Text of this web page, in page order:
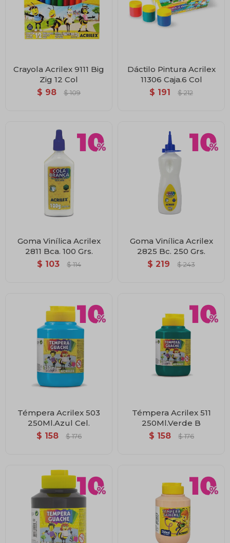
Crayola Acrilex 9111 Big
Zig 12 Col
$ 98 $ 109
Dáctilo Pintura Acrilex
11306 Caja.6 Col
$ 191 $ 212
Goma Vinílica Acrilex
2811 Bca. 100 Grs.
$ 103 $ 114
Goma Vinílica Acrilex
2825 Bc. 250 Grs.
$ 219 $ 243
Témpera Acrilex 503
250Ml.Azul Cel.
$ 158 $ 176
Témpera Acrilex 511
250Ml.Verde B
$ 158 $ 176